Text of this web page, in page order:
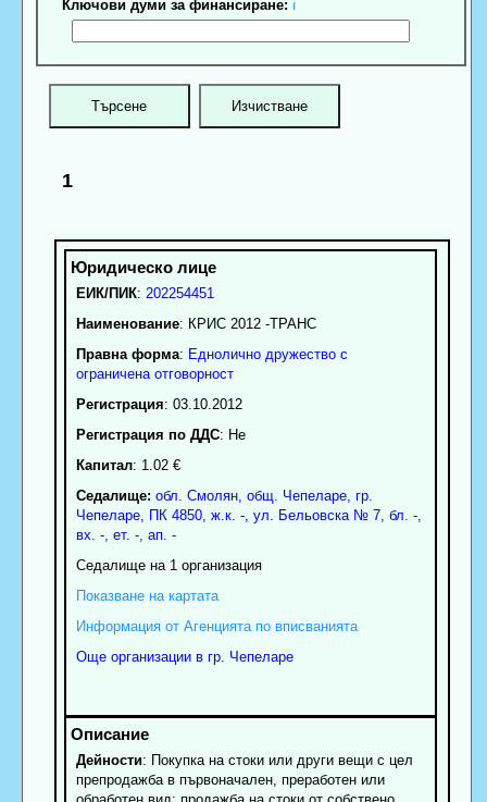
Ключови думи за финансиране: ℹ
1
ЕИК/ПИК: 202254451
Наименование: КРИС 2012 -ТРАНС
Правна форма: Еднолично дружество с
ограничена отговорност
Регистрация: 03.10.2012
Регистрация по ДДС: Нe
Капитал: 1.02 €
Седалище: обл. Смолян, общ. Чепеларе, гр.
Чепеларе, ПК 4850, ж.к. -, ул. Бельовска № 7, бл. -,
вх. -, ет. -, ап. -
Седалище на 1 организация
Показване на картата
Информация от Агенцията по вписванията
Още организации в гр. Чепеларе
Дейности: Покупка на стоки или други вещи с цел
препродажба в първоначален, преработен или